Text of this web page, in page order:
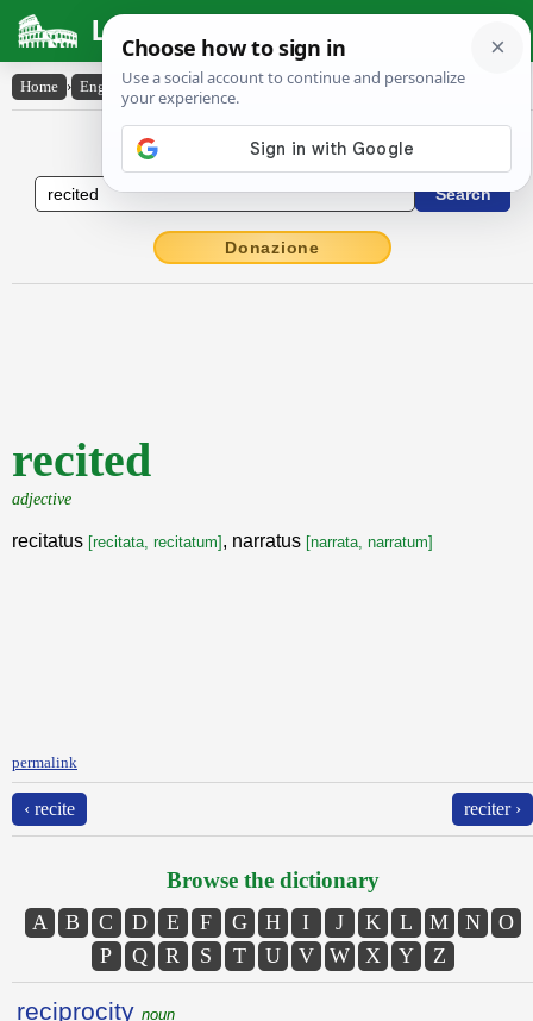
Latin Dictionary
Home › English-Latin › recited
English to Latin Dictionary
Donazione
recited
adjective
recitatus [recitata, recitatum] , narratus [narrata, narratum]
permalink
‹ recite reciter ›
Browse the dictionary
A B C D E F G H I J K L M N
O
P
Q R S T U V W X Y Z
reciprocity noun